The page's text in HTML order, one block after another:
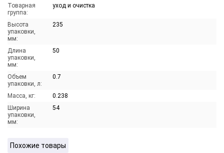
Товарная
группа:
уход и очистка
Высота
упаковки,
мм:
235
Длина
упаковки,
мм:
50
Объем
упаковки, л:
0.7
Масса, кг:
0.238
Ширина
упаковки,
мм:
54
Похожие товары